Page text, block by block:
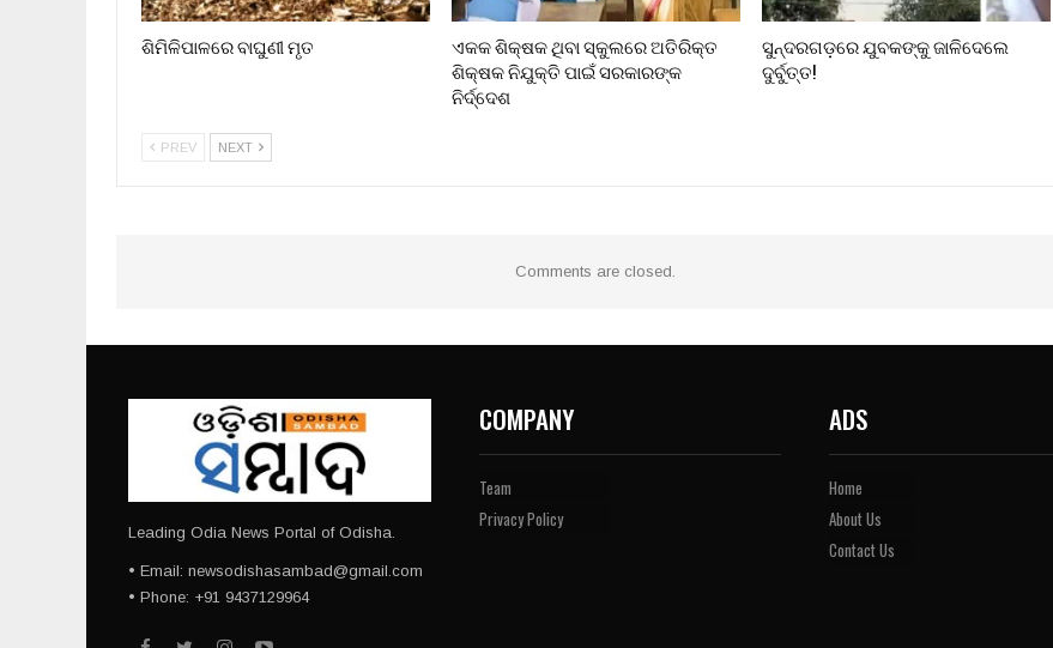
ଶିମିଳିପାଳରେ ବାଘୁଣୀ ମୃତ
ଏକକ ଶିକ୍ଷକ ଥିବା ସ୍କୁଲରେ ଅତିରିକ୍ତ
ଶିକ୍ଷକ ନିଯୁକ୍ତି ପାଇଁ ସରକାରଙ୍କ
ନିର୍ଦ୍ଦେଶ
ସୁନ୍ଦରଗଡ଼ରେ ଯୁବକଙ୍କୁ ଜାଳିଦେଲେ
ଦୁର୍ବୁତ୍ତ!
PREV NEXT
Comments are closed.
Leading Odia News Portal of Odisha.
• Email: newsodishasambad@gmail.com
• Phone: +91 9437129964
COMPANY
Team
Privacy Policy
ADS
Home
About Us
Contact Us